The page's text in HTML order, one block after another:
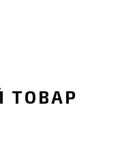
ТОВАР